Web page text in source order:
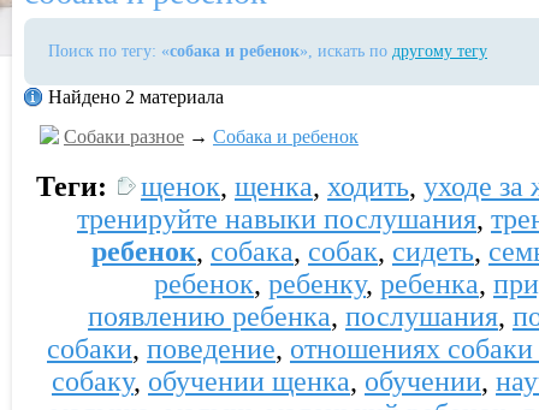
Поиск по тегу: «собака и ребенок», искать по другому тегу
Найдено 2 материала
Собаки разное → Собака и ребенок
Теги: щенок, щенка, ходить, уходе
тренируйте навыки послушания,
ребенок, собака, собак, сидеть,
ребенок, ребенку, ребенка,
появлению ребенка, послушания,
собаки, поведение, отношениях
собаку, обучении щенка, обучении,